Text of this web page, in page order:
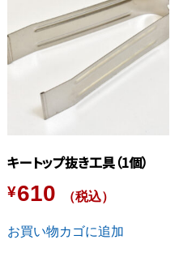
キートップ抜き工具（1個）
¥610 （税込）
お買い物カゴに追加